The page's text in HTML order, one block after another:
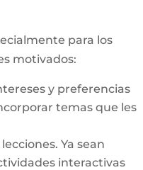
para los
motivados:
y preferencias
temas que les
lecciones. Ya sean
interactivas